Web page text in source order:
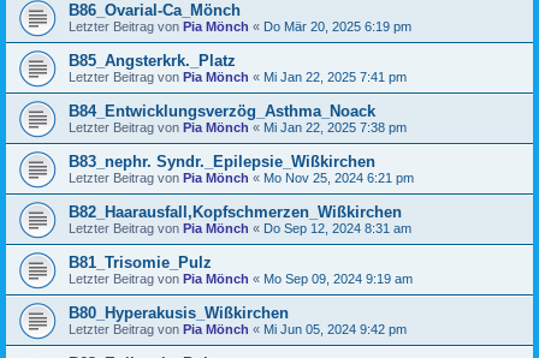
B86_Ovarial-Ca_Mönch
Letzter Beitrag von Pia Mönch « Do Mär 20, 2025 6:19 pm
B85_Angsterkrk._Platz
Letzter Beitrag von Pia Mönch « Mi Jan 22, 2025 7:41 pm
B84_Entwicklungsverzög_Asthma_Noack
Letzter Beitrag von Pia Mönch « Mi Jan 22, 2025 7:38 pm
B83_nephr. Syndr._Epilepsie_Wißkirchen
Letzter Beitrag von Pia Mönch « Mo Nov 25, 2024 6:21 pm
B82_Haarausfall,Kopfschmerzen_Wißkirchen
Letzter Beitrag von Pia Mönch « Do Sep 12, 2024 8:31 am
B81_Trisomie_Pulz
Letzter Beitrag von Pia Mönch « Mo Sep 09, 2024 9:19 am
B80_Hyperakusis_Wißkirchen
Letzter Beitrag von Pia Mönch « Mi Jun 05, 2024 9:42 pm